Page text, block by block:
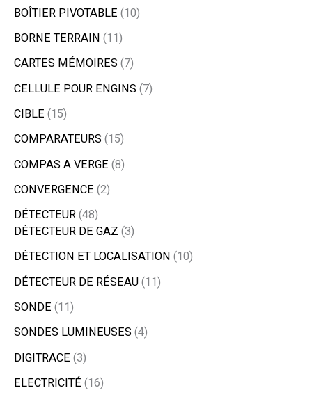
BOÎTIER PIVOTABLE 10
BORNE TERRAIN 11
CARTES MÉMOIRES 7
CELLULE POUR ENGINS 7
CIBLE 15
COMPARATEURS 15
COMPAS A VERGE 8
CONVERGENCE 2
DÉTECTEUR 48
DÉTECTEUR DE GAZ 3
DÉTECTION ET LOCALISATION
10
DÉTECTEUR DE RÉSEAU 11
SONDE 11
SONDES LUMINEUSES 4
DIGITRACE 3
ELECTRICITÉ 16